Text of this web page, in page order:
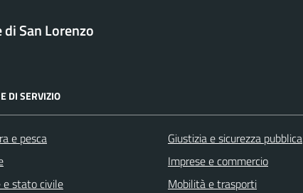
San Lorenzo
DI SERVIZIO
e pesca
e stato civile
Giustizia e sicurezza pubblica
Imprese e commercio
Mobilità e trasporti